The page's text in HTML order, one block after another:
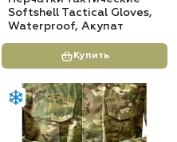
Softshell Tactical Gloves,
Waterproof, Акупат
Купить